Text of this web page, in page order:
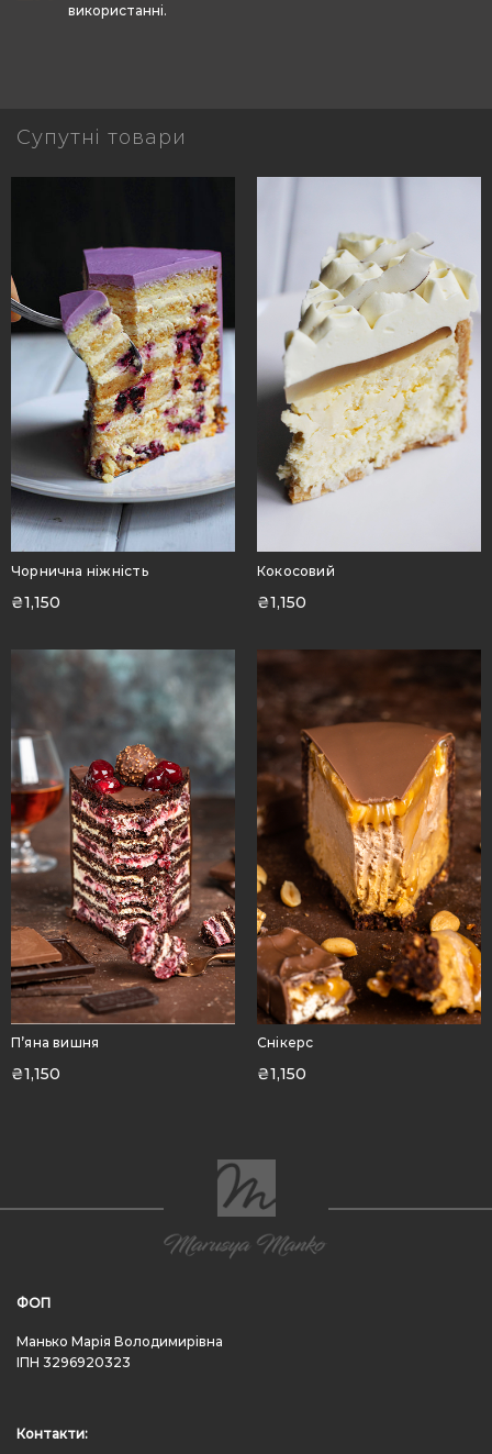
використанні.
Супутні товари
Чорнична ніжність
₴1,150
Кокосовий
₴1,150
П’яна вишня
₴1,150
Снікерс
₴1,150
ФОП
Манько Марія Володимирівна
ІПН 3296920323
Контакти: